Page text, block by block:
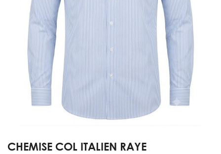
CHEMISE COL ITALIEN RAYE